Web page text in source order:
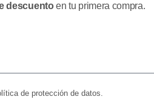
descuentoen tu primera compra.
de protección de datos.